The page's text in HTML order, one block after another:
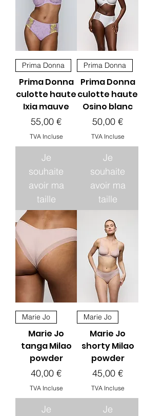
Prima Donna
Prima Donna
culotte haute
Ixia mauve
Prix
55,00 €
TVA Incluse
Je
souhaite
avoir ma
taille
Prima Donna
Prima Donna
culotte haute
Osino blanc
Prix
50,00 €
TVA Incluse
Je
souhaite
avoir ma
taille
Marie Jo
Marie Jo
tanga Milao
powder
Prix
40,00 €
TVA Incluse
Je
Marie Jo
Marie Jo
shorty Milao
powder
Prix
45,00 €
TVA Incluse
Je